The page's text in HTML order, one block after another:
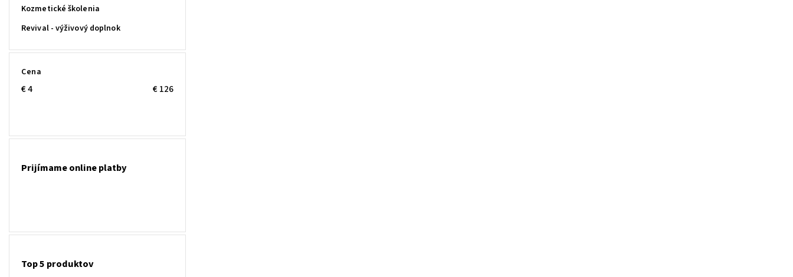
Kozmetické školenia
Revival - výživový doplnok
Cena
€4 €126
Prijímame online platby
Top 5 produktov